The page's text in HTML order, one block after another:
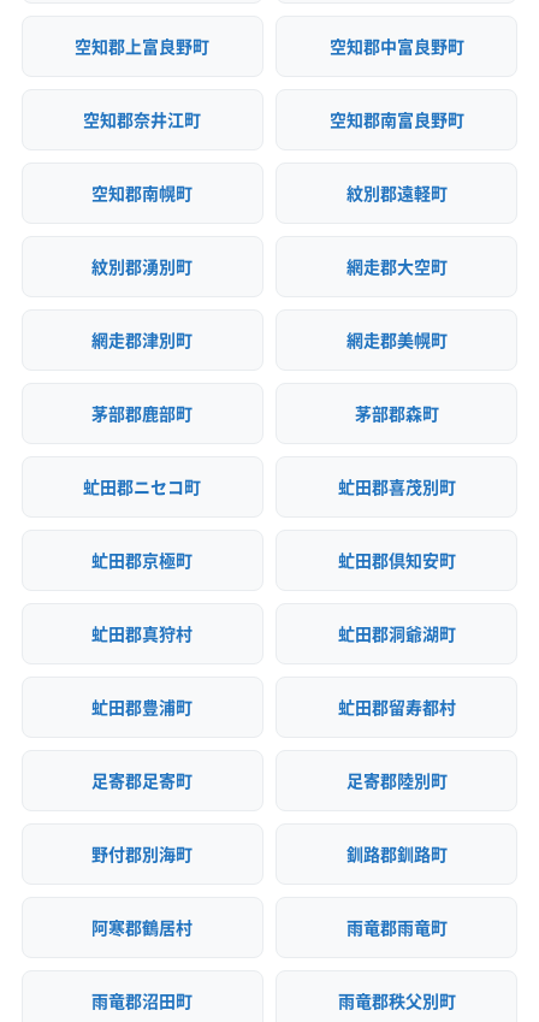
空知郡上富良野町 空知郡中富良野町
空知郡奈井江町 空知郡南富良野町
空知郡南幌町 紋別郡遠軽町
紋別郡湧別町 網走郡大空町
網走郡津別町 網走郡美幌町
茅部郡鹿部町 茅部郡森町
虻田郡ニセコ町 虻田郡喜茂別町
虻田郡京極町 虻田郡倶知安町
虻田郡真狩村 虻田郡洞爺湖町
虻田郡豊浦町 虻田郡留寿都村
足寄郡足寄町 足寄郡陸別町
野付郡別海町 釧路郡釧路町
阿寒郡鶴居村 雨竜郡雨竜町
雨竜郡沼田町 雨竜郡秩父別町